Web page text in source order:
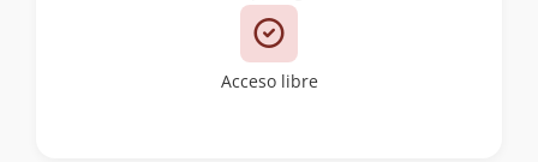
Acceso libre